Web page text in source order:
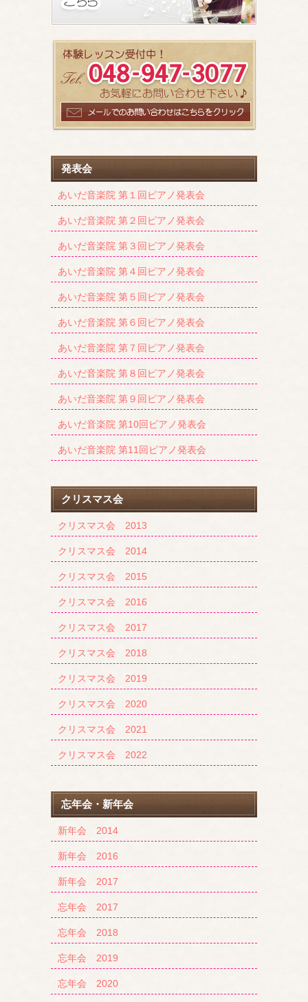
発表会
あいだ音楽院 第１回ピアノ発表会
あいだ音楽院 第２回ピアノ発表会
あいだ音楽院 第３回ピアノ発表会
あいだ音楽院 第４回ピアノ発表会
あいだ音楽院 第５回ピアノ発表会
あいだ音楽院 第６回ピアノ発表会
あいだ音楽院 第７回ピアノ発表会
あいだ音楽院 第８回ピアノ発表会
あいだ音楽院 第９回ピアノ発表会
あいだ音楽院 第10回ピアノ発表会
あいだ音楽院 第11回ピアノ発表会
クリスマス会
クリスマス会 2013
クリスマス会 2014
クリスマス会 2015
クリスマス会 2016
クリスマス会 2017
クリスマス会 2018
クリスマス会 2019
クリスマス会 2020
クリスマス会 2021
クリスマス会 2022
忘年会・新年会
新年会 2014
新年会 2016
新年会 2017
忘年会 2017
忘年会 2018
忘年会 2019
忘年会 2020